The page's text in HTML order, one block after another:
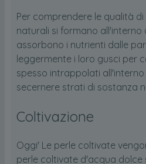
Per comprendere le qualità
naturali si formano
assorbono i nutrienti dalle
leggermente i loro gusci per
spesso intrappolati
secernere strati di sostanza
Coltivazione
Oggi' Le perle coltivate
perle coltivate d'acqua dolce